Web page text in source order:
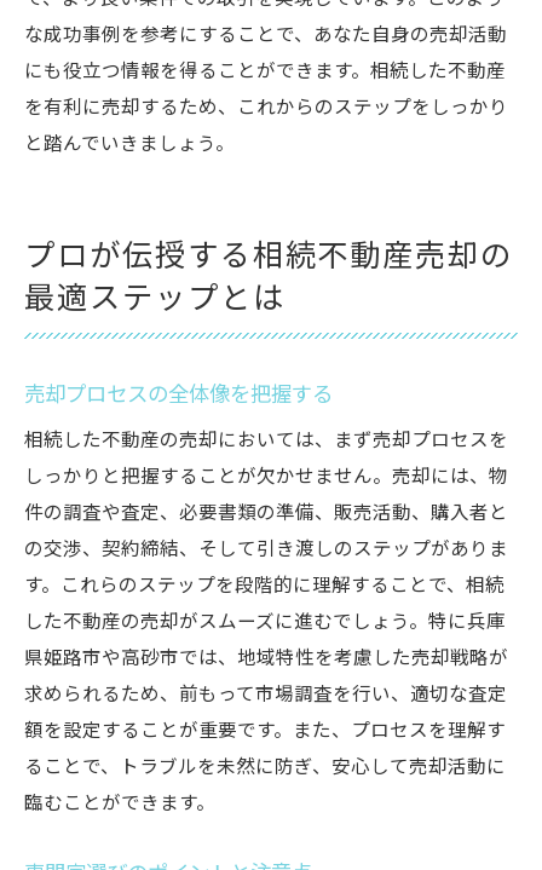
な成功事例を参考にすることで、あなた自身の売却活動
にも役立つ情報を得ることができます。相続した不動産
を有利に売却するため、これからのステップをしっかり
と踏んでいきましょう。
プロが伝授する相続不動産売却の
最適ステップとは
売却プロセスの全体像を把握する
相続した不動産の売却においては、まず売却プロセスを
しっかりと把握することが欠かせません。売却には、物
件の調査や査定、必要書類の準備、販売活動、購入者と
の交渉、契約締結、そして引き渡しのステップがありま
す。これらのステップを段階的に理解することで、相続
した不動産の売却がスムーズに進むでしょう。特に兵庫
県姫路市や高砂市では、地域特性を考慮した売却戦略が
求められるため、前もって市場調査を行い、適切な査定
額を設定することが重要です。また、プロセスを理解す
ることで、トラブルを未然に防ぎ、安心して売却活動に
臨むことができます。